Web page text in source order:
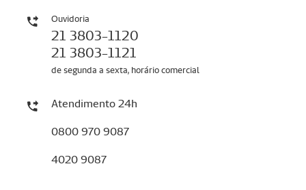
Ouvidoria
21 3803-1120
21 3803-1121
de segunda a sexta, horário comercial
Atendimento 24h
0800 970 9087
4020 9087